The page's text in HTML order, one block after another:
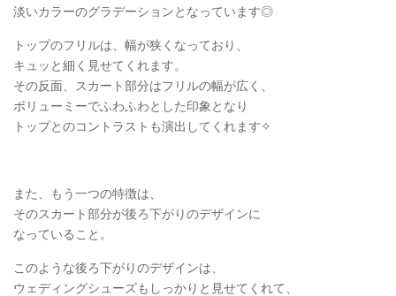
淡いカラーのグラデーションとなっています◎
トップのフリルは、幅が狭くなっており、
キュッと細く見せてくれます。
その反面、スカート部分はフリルの幅が広く、
ボリューミーでふわふわとした印象となり
トップとのコントラストも演出してくれます✧
また、もう一つの特徴は、
そのスカート部分が後ろ下がりのデザインに
なっていること。
このような後ろ下がりのデザインは、
ウェディングシューズもしっかりと見せてくれて、